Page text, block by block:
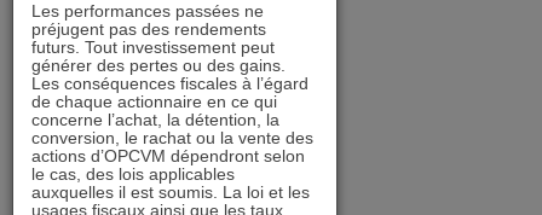
octobre 2025
septembre 2025
août 2025
juillet 2025
juin 2025
mai 2025
Les performances passées ne
préjugent pas des rendements
futurs. Tout investissement peut
générer des pertes ou des gains.
Les conséquences fiscales à l’égard
de chaque actionnaire en ce qui
concerne l’achat, la détention, la
conversion, le rachat ou la vente des
actions d’OPCVM dépendront selon
le cas, des lois applicables
auxquelles il est soumis. La loi et les
usages fiscaux ainsi que les taux